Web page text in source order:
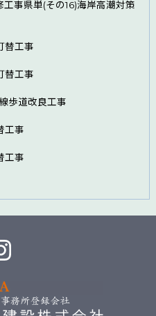
事県単(その16)海岸高潮対策
替工事
替工事
歩道改良工事
工事
工事